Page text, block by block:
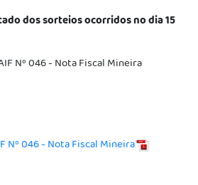
dos sorteios ocorridos no dia 15
Nº 046 - Nota Fiscal Mineira
Nº 046 - Nota Fiscal Mineira